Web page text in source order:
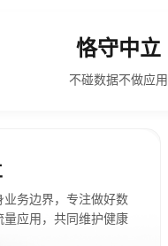
恪守中立
不碰数据不做应用
务边界，专注做好数
应用，共同维护健康